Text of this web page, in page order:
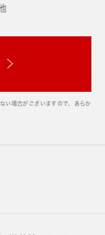
い場合がございますので、あらか